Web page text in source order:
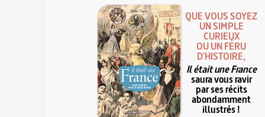
QUE VOUS SOYEZ
UN SIMPLE
CURIEUX
OU UN FÉRU
D'HISTOIRE,
Il était une France
saura vous ravir
par ses récits
abondamment
illustrés !